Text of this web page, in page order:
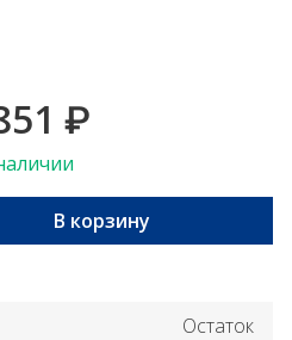
₽
В корзину
Остаток